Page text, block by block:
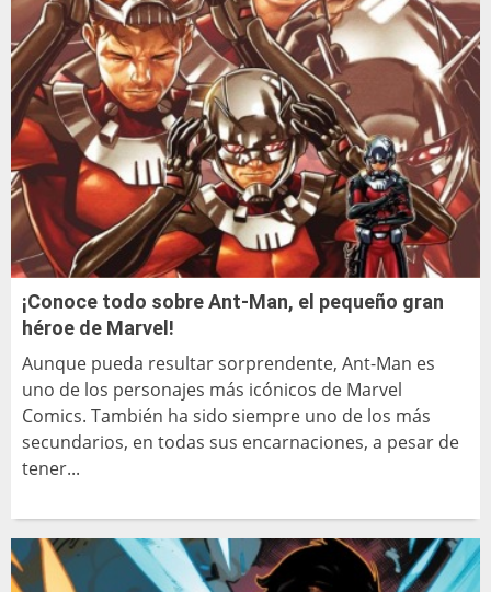
¡Conoce todo sobre Ant-Man, el pequeño gran
héroe de Marvel!
Aunque pueda resultar sorprendente, Ant-Man es
uno de los personajes más icónicos de Marvel
Comics. También ha sido siempre uno de los más
secundarios, en todas sus encarnaciones, a pesar de
tener...